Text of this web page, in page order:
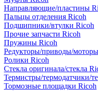
Направляющие/пластины
Пальцы отделения Ricoh
Подшипники/втулки Ricoh
Прочие запчасти Ricoh
Пружины Ricoh
Редукторы/приводы/
Ролики Ricoh
Стекла оригинала/стекла
Термистры/термодатчики/
Тормозные площадки Ricoh